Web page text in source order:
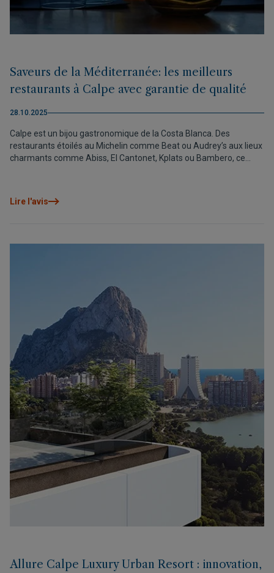
Saveurs de la Méditerranée: les meilleurs
restaurants à Calpe avec garantie de qualité
28.10.2025
Calpe est un bijou gastronomique de la Costa Blanca. Des
restaurants étoilés au Michelin comme Beat ou Audrey’s aux lieux
charmants comme Abiss, El Cantonet, Kplats ou Bambero, ce
Lire l'avis
Allure Calpe Luxury Urban Resort : innovation,